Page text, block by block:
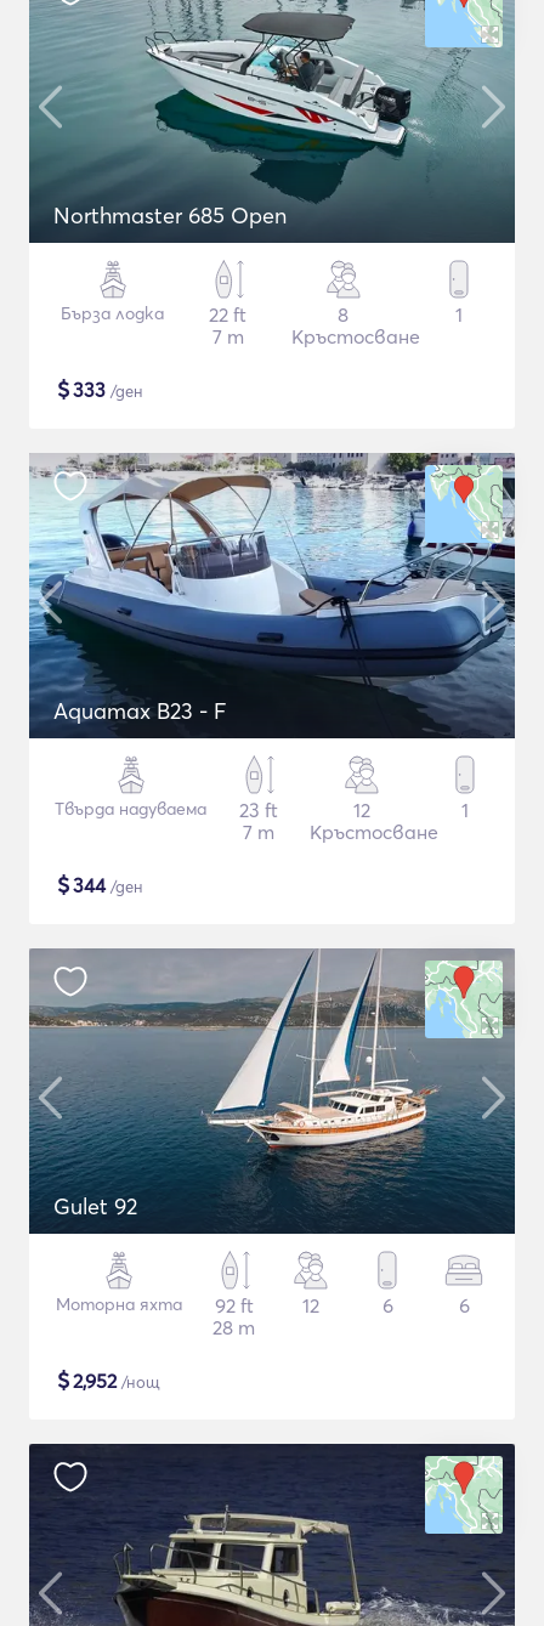
Northmaster 685 Open
Бърза лодка
22 ft
7 m
8
Кръстосване
1
$333 /ден
Aquamax B23 - F
Твърда надуваема
23 ft
7 m
12
Кръстосване
1
$344/ден
Gulet 92
Моторна яхта
92 ft
28 m
12 6 6
$2,952/нощ